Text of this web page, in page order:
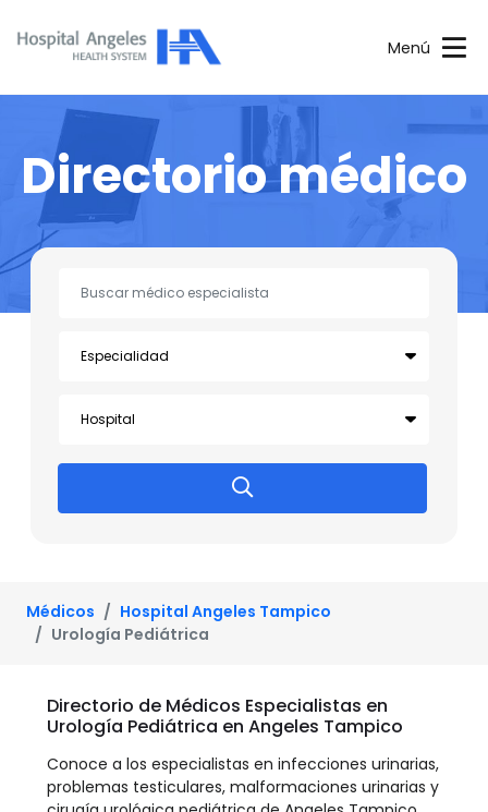
Menú
Directorio médico
Médicos
Hospital Angeles Tampico
Urología Pediátrica
Directorio de Médicos Especialistas en
Urología Pediátrica en Angeles Tampico
Conoce a los especialistas en infecciones urinarias,
problemas testiculares, malformaciones urinarias y